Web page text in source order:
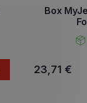
Box
23,71 €